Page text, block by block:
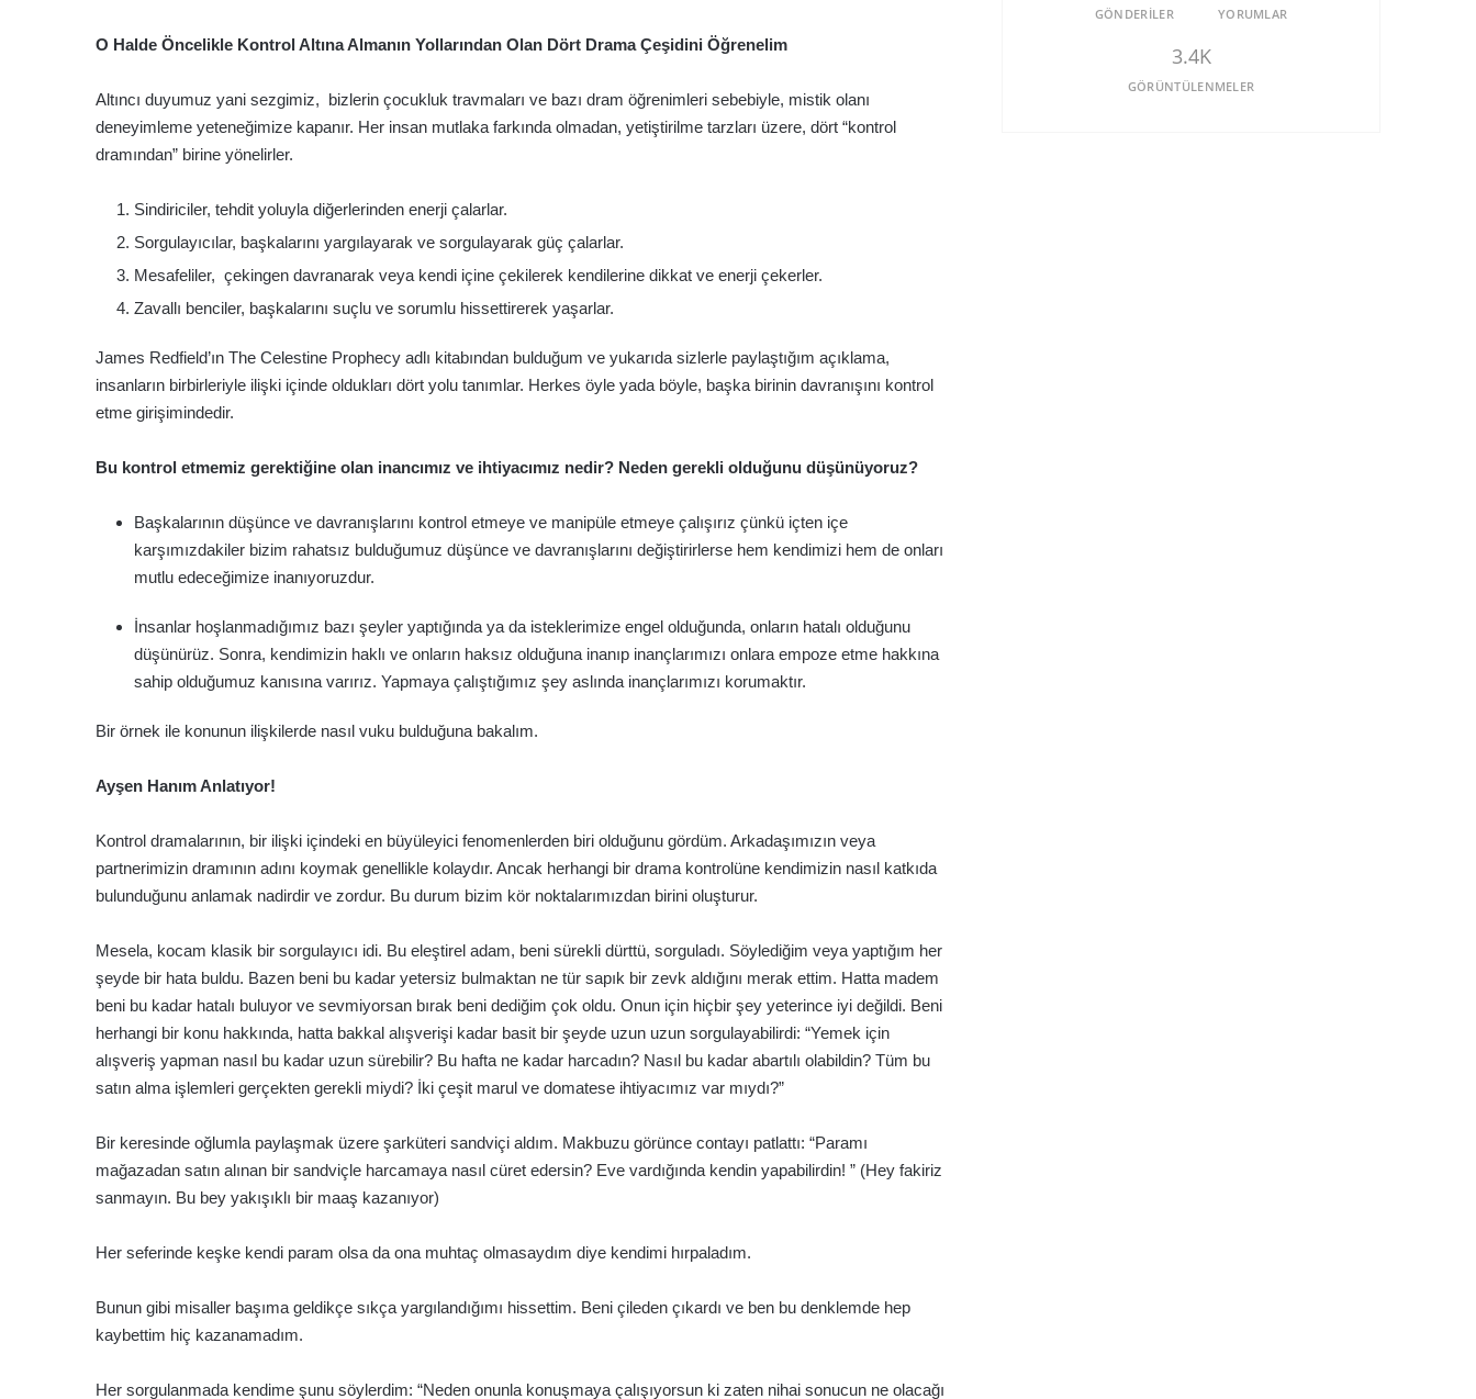
O Halde Öncelikle Kontrol Altına Almanın Yollarından Olan Dört Drama Çeşidini Öğrenelim
Altıncı duyumuz yani sezgimiz, bizlerin çocukluk travmaları ve bazı dram öğrenimleri sebebiyle, mistik olanı
deneyimleme yeteneğimize kapanır. Her insan mutlaka farkında olmadan, yetiştirilme tarzları üzere, dört “kontrol
dramından” birine yönelirler.
Sindiriciler, tehdit yoluyla diğerlerinden enerji çalarlar.
Sorgulayıcılar, başkalarını yargılayarak ve sorgulayarak güç çalarlar.
Mesafeliler, çekingen davranarak veya kendi içine çekilerek kendilerine dikkat ve enerji çekerler.
Zavallı benciler, başkalarını suçlu ve sorumlu hissettirerek yaşarlar.
James Redfield’ın The Celestine Prophecy adlı kitabından bulduğum ve yukarıda sizlerle paylaştığım açıklama,
insanların birbirleriyle ilişki içinde oldukları dört yolu tanımlar. Herkes öyle yada böyle, başka birinin davranışını kontrol
etme girişimindedir.
Bu kontrol etmemiz gerektiğine olan inancımız ve ihtiyacımız nedir? Neden gerekli olduğunu düşünüyoruz?
Başkalarının düşünce ve davranışlarını kontrol etmeye ve manipüle etmeye çalışırız çünkü içten içe
karşımızdakiler bizim rahatsız bulduğumuz düşünce ve davranışlarını değiştirirlerse hem kendimizi hem de onları
mutlu edeceğimize inanıyoruzdur.
İnsanlar hoşlanmadığımız bazı şeyler yaptığında ya da isteklerimize engel olduğunda, onların hatalı olduğunu
düşünürüz. Sonra, kendimizin haklı ve onların haksız olduğuna inanıp inançlarımızı onlara empoze etme hakkına
sahip olduğumuz kanısına varırız. Yapmaya çalıştığımız şey aslında inançlarımızı korumaktır.
Bir örnek ile konunun ilişkilerde nasıl vuku bulduğuna bakalım.
Ayşen Hanım Anlatıyor!
Kontrol dramalarının, bir ilişki içindeki en büyüleyici fenomenlerden biri olduğunu gördüm. Arkadaşımızın veya
partnerimizin dramının adını koymak genellikle kolaydır. Ancak herhangi bir drama kontrolüne kendimizin nasıl katkıda
bulunduğunu anlamak nadirdir ve zordur. Bu durum bizim kör noktalarımızdan birini oluşturur.
Mesela, kocam klasik bir sorgulayıcı idi. Bu eleştirel adam, beni sürekli dürttü, sorguladı. Söylediğim veya yaptığım her
şeyde bir hata buldu. Bazen beni bu kadar yetersiz bulmaktan ne tür sapık bir zevk aldığını merak ettim. Hatta madem
beni bu kadar hatalı buluyor ve sevmiyorsan bırak beni dediğim çok oldu. Onun için hiçbir şey yeterince iyi değildi. Beni
herhangi bir konu hakkında, hatta bakkal alışverişi kadar basit bir şeyde uzun uzun sorgulayabilirdi: “Yemek için
alışveriş yapman nasıl bu kadar uzun sürebilir? Bu hafta ne kadar harcadın? Nasıl bu kadar abartılı olabildin? Tüm bu
satın alma işlemleri gerçekten gerekli miydi? İki çeşit marul ve domatese ihtiyacımız var mıydı?”
Bir keresinde oğlumla paylaşmak üzere şarküteri sandviçi aldım. Makbuzu görünce contayı patlattı: “Paramı
mağazadan satın alınan bir sandviçle harcamaya nasıl cüret edersin? Eve vardığında kendin yapabilirdin! ” (Hey fakiriz
sanmayın. Bu bey yakışıklı bir maaş kazanıyor)
Her seferinde keşke kendi param olsa da ona muhtaç olmasaydım diye kendimi hırpaladım.
Bunun gibi misaller başıma geldikçe sıkça yargılandığımı hissettim. Beni çileden çıkardı ve ben bu denklemde hep
kaybettim hiç kazanamadım.
Her sorgulanmada kendime şunu söylerdim: “Neden onunla konuşmaya çalışıyorsun ki zaten nihai sonucun ne olacağı
GÖNDERILER YORUMLAR
3.4K
GÖRÜNTÜLENMELER